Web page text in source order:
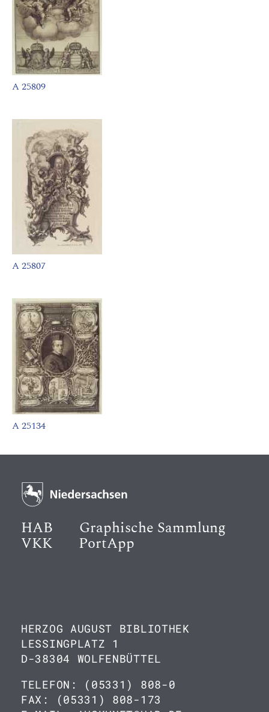
A 25809
A 25807
A 25134
HAB Graphische Sammlung
VKK PortApp
HERZOG AUGUST BIBLIOTHEK
LESSINGPLATZ 1
D-38304 WOLFENBÜTTEL
TELEFON: (05331) 808-0
FAX: (05331) 808-173